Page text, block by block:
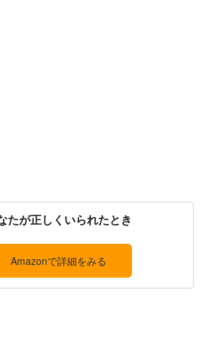
たが正しくいられたとき
Amazonで詳細をみる